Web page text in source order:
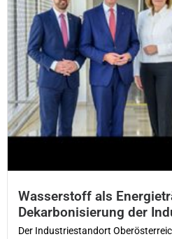
Wasserstoff als
Dekarbonisierung der
Der Industriestandort